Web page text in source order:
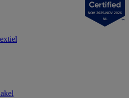
NOV 2025-NOV 2026
NL